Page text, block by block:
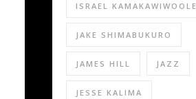
ISRAEL KAMAKAWIWOOLE
JAKE SHIMABUKURO
JAMES HILL JAZZ
JESSE KALIMA